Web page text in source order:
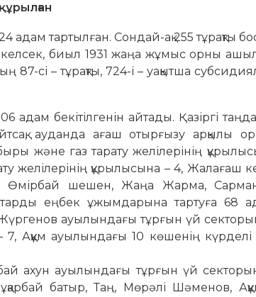
адам тартылған. Сондай-ақ 255 тұрақты
биыл 1931 жаңа жұмыс орны
сі – тұрақты, 724-і – уақытша
бекітілгенін айтады. Қазіргі
аудан­да ағаш отырғызу арқылы
және газ тарату желілерінің
желілерінің құрылысына – 4, Жа­­­ла­ғаш
Өмірбай шешен, Жаңа Жарма,
ең­бек ұжымдарына тартуға 68
ауылын­дағы тұрғын үй
Ақ­құм ауы­лындағы 10 көшенің
ахун ауы­лындағы тұрғын үй
батыр, Таң, Мөрәлі Шәменов,